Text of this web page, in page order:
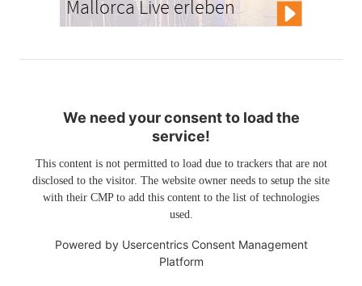
Mallorca Live erleben
We need your consent to load the
service!
This content is not permitted to load due to trackers that are not
disclosed to the visitor. The website owner needs to setup the site
with their CMP to add this content to the list of technologies
used.
Powered by Usercentrics Consent Management
Platform